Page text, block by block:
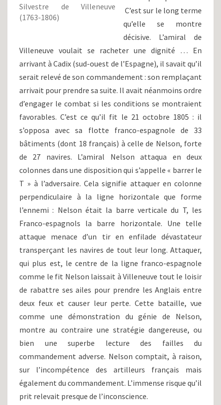
Silvestre de Villeneuve
(1763-1806)
C’est sur le long terme
qu’elle se montre
décisive. L’amiral de
Villeneuve voulait se racheter une dignité … En
arrivant à Cadix (sud-ouest de l’Espagne), il savait qu’il
serait relevé de son commandement : son remplaçant
arrivait pour prendre sa suite. Il avait néanmoins ordre
d’engager le combat si les conditions se montraient
favorables. C’est ce qu’il fit le 21 octobre 1805 : il
s’opposa avec sa flotte franco-espagnole de 33
bâtiments (dont 18 français) à celle de Nelson, forte
de 27 navires. L’amiral Nelson attaqua en deux
colonnes dans une disposition qui s’appelle « barrer le
T » à l’adversaire. Cela signifie attaquer en colonne
perpendiculaire à la ligne horizontale que forme
l’ennemi : Nelson était la barre verticale du T, les
Franco-espagnols la barre horizontale. Une telle
attaque menace d’un tir en enfilade dévastateur
transperçant les navires de tout leur long. Attaquer,
qui plus est, le centre de la ligne franco-espagnole
comme le fit Nelson laissait à Villeneuve tout le loisir
de rabattre ses ailes pour prendre les Anglais entre
deux feux et causer leur perte. Cette bataille, vue
comme une démonstration du génie de Nelson,
montre au contraire une stratégie dangereuse, ou
bien une superbe lecture des failles du
commandement adverse. Nelson comptait, à raison,
sur l’incompétence des artilleurs français mais
également du commandement. L’immense risque qu’il
prit relevait presque de l’inconscience.